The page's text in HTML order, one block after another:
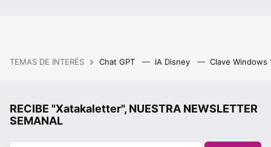
TEMAS DE INTERÉS Chat GPT IA Disney Clave Windows
RECIBE "Xatakaletter", NUESTRA NEWSLETTER
SEMANAL